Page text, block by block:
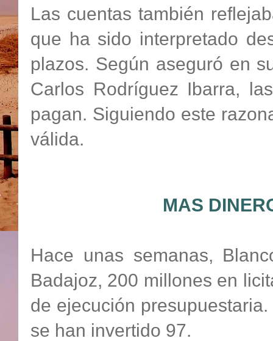
Las cuentas también
que ha sido interpretado
plazos. Según aseguró en
Carlos Rodríguez Ibarra,
pagan. Siguiendo este
válida.
MAS
Hace unas semanas,
Badajoz, 200 millones en
de ejecución
se han invertido 97.